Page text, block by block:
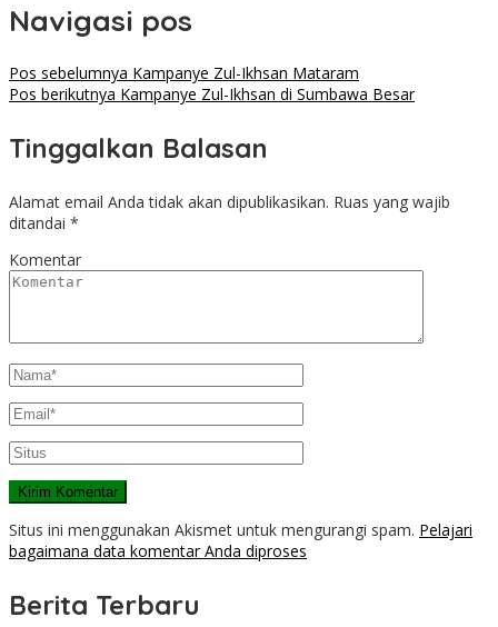
Navigasi pos
Pos sebelumnya Kampanye Zul-Ikhsan Mataram
Pos berikutnya Kampanye Zul-Ikhsan di Sumbawa Besar
Tinggalkan Balasan
Alamat email Anda tidak akan dipublikasikan. Ruas yang wajib
ditandai *
Komentar
Situs ini menggunakan Akismet untuk mengurangi spam. Pelajari
bagaimana data komentar Anda diproses
Berita Terbaru